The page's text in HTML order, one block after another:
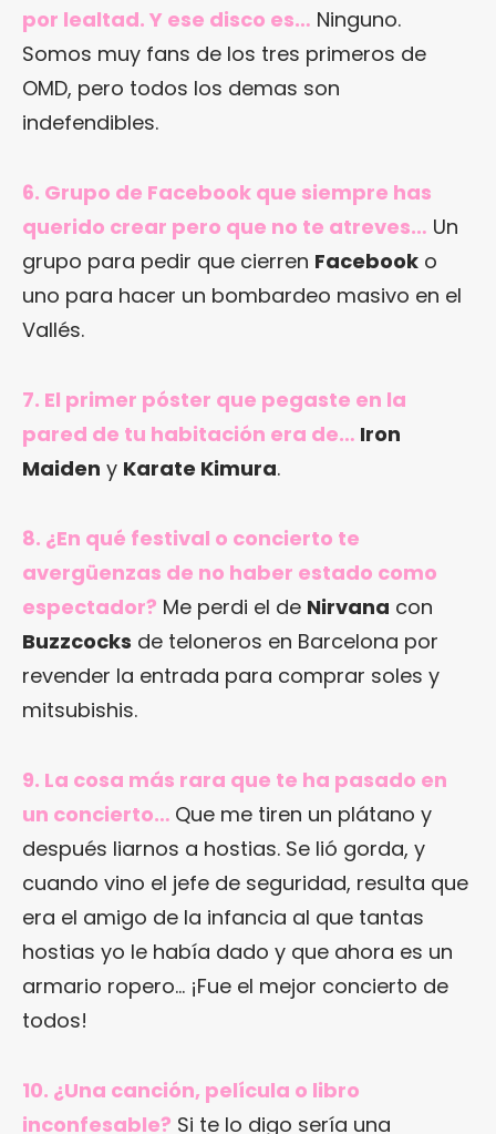
por lealtad. Y ese disco es… Ninguno.
Somos muy fans de los tres primeros de
OMD, pero todos los demas son
indefendibles.
6. Grupo de Facebook que siempre has
querido crear pero que no te atreves… Un
grupo para pedir que cierren Facebook o
uno para hacer un bombardeo masivo en el
Vallés.
7. El primer póster que pegaste en la
pared de tu habitación era de… Iron
Maiden y Karate Kimura.
8. ¿En qué festival o concierto te
avergüenzas de no haber estado como
espectador? Me perdi el de Nirvana con
Buzzcocks de teloneros en Barcelona por
revender la entrada para comprar soles y
mitsubishis.
9. La cosa más rara que te ha pasado en
un concierto… Que me tiren un plátano y
después liarnos a hostias. Se lió gorda, y
cuando vino el jefe de seguridad, resulta que
era el amigo de la infancia al que tantas
hostias yo le había dado y que ahora es un
armario ropero… ¡Fue el mejor concierto de
todos!
10. ¿Una canción, película o libro
inconfesable? Si te lo digo sería una